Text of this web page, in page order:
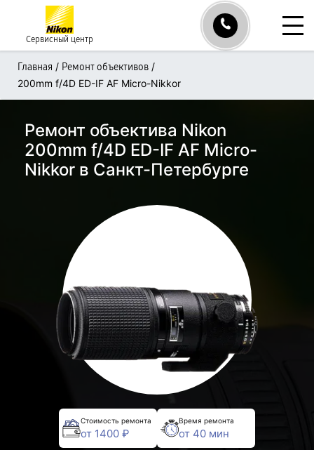
Сервисный центр
Главная / Ремонт объективов /
200mm f/4D ED-IF AF Micro-Nikkor
Ремонт объектива Nikon
200mm f/4D ED-IF AF Micro-
Nikkor в Санкт-Петербурге
Стоимость ремонта
от 1400 ₽
Время ремонта
от 40 мин